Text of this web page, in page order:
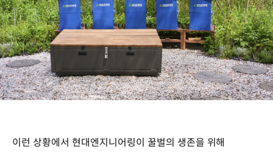
이런 상황에서 현대엔지니어링이 꿀벌의 생존을 위해